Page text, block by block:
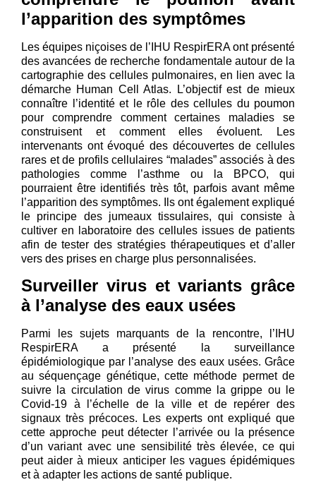
l’apparition des symptômes
Les équipes niçoises de l’IHU RespirERA ont présenté
des avancées de recherche fondamentale autour de la
cartographie des cellules pulmonaires, en lien avec la
démarche Human Cell Atlas. L’objectif est de mieux
connaître l’identité et le rôle des cellules du poumon
pour comprendre comment certaines maladies se
construisent et comment elles évoluent. Les
intervenants ont évoqué des découvertes de cellules
rares et de profils cellulaires “malades” associés à des
pathologies comme l’asthme ou la BPCO, qui
pourraient être identifiés très tôt, parfois avant même
l’apparition des symptômes. Ils ont également expliqué
le principe des jumeaux tissulaires, qui consiste à
cultiver en laboratoire des cellules issues de patients
afin de tester des stratégies thérapeutiques et d’aller
vers des prises en charge plus personnalisées.
Surveiller virus et variants grâce
à l’analyse des eaux usées
Parmi les sujets marquants de la rencontre, l’IHU
RespirERA a présenté la surveillance
épidémiologique par l’analyse des eaux usées. Grâce
au séquençage génétique, cette méthode permet de
suivre la circulation de virus comme la grippe ou le
Covid-19 à l’échelle de la ville et de repérer des
signaux très précoces. Les experts ont expliqué que
cette approche peut détecter l’arrivée ou la présence
d’un variant avec une sensibilité très élevée, ce qui
peut aider à mieux anticiper les vagues épidémiques
et à adapter les actions de santé publique.